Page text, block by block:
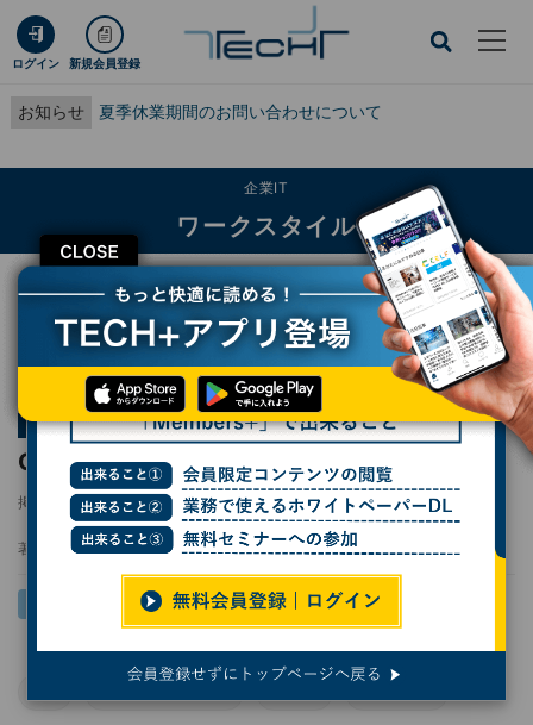
ログイン 新規会員登録
お知らせ 夏季休業期間のお問い合わせについて
CLOSE
企業IT
ワークスタイル
TECH+ 企業IT
ワークスタイル
ChatGPT for Excelの基本機能の使い方
第3回 ExcelでChatGPTを使う - ChatGPT for Excel活用術
ChatGPT for Excelの基本機能の使い方
掲載日 2023/06/01 07:00 更新日2023/06/05 16:07
著者： 後藤大地